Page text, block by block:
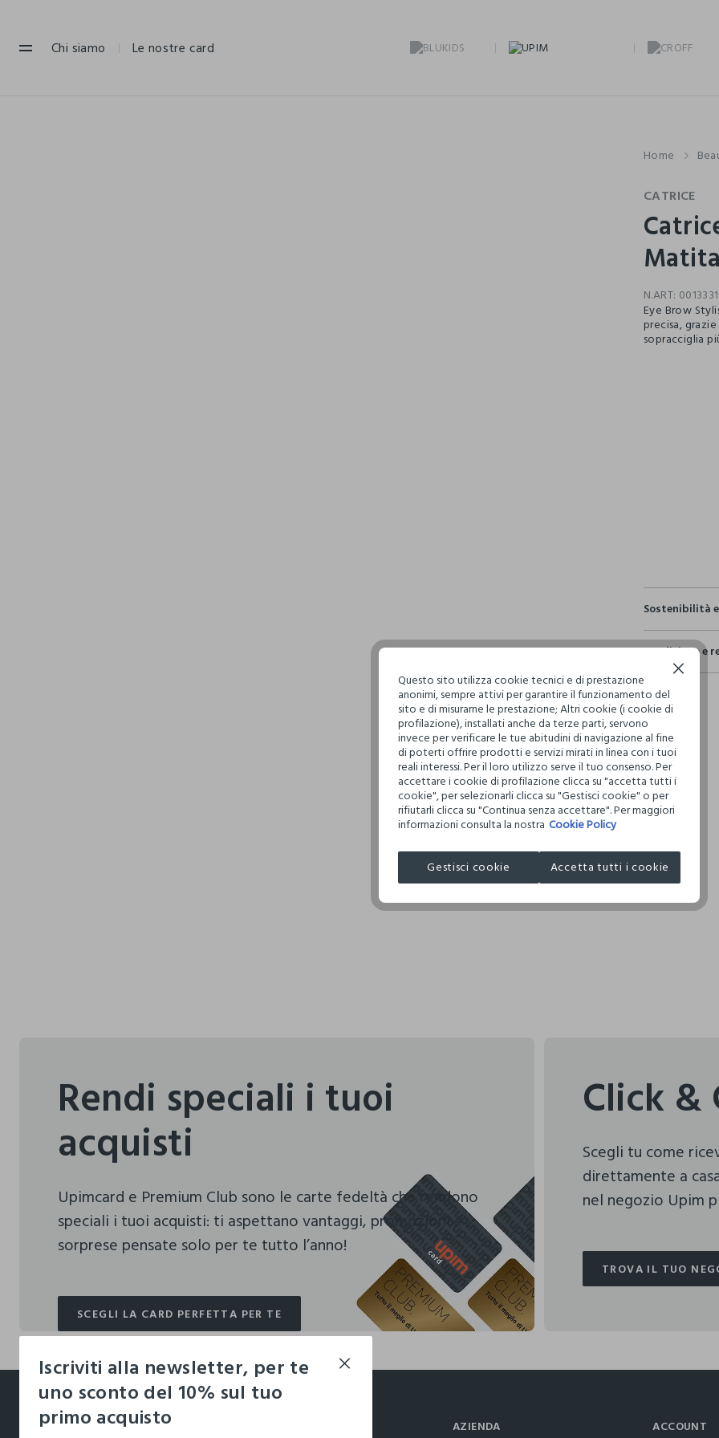
Chi siamo Le nostre card
Home
CATRICE
N.ART:
Eye Brow
precisa,
sopracciglia
Sostenibilità
Sicurezza
Il 100%
fisici, per
definito per
restrittivi
Clicca qui
I nostri
COSNOVA
Spedizione e
Hai fino a
per
Rendi speciali i tuoi
acquisti
Upimcard e Premium Club sono le carte fedeltà che rendono
speciali i tuoi acquisti: ti aspettano vantaggi, promozioni e
sorprese pensate solo per te tutto l’anno!
SCEGLI LA CARD PERFETTA PER TE
SCEGLI LA CARD PERFETTA PER TE
Click &
Scegli tu come
direttamente a
nel negozio Upim
TROVA IL TUO
TROVA IL TUO
Iscriviti alla newsletter, per te
uno sconto del 10% sul tuo
primo acquisto
footer.ariatitle
AZIENDA
ACCOUNT
Questo sito utilizza cookie tecnici e di prestazione
anonimi, sempre attivi per garantire il funzionamento del
sito e di misurarne le prestazione; Altri cookie (i cookie di
profilazione), installati anche da terze parti, servono
invece per verificare le tue abitudini di navigazione al fine
di poterti offrire prodotti e servizi mirati in linea con i tuoi
reali interessi. Per il loro utilizzo serve il tuo consenso. Per
accettare i cookie di profilazione clicca su "accetta tutti i
cookie", per selezionarli clicca su "Gestisci cookie" o per
rifiutarli clicca su "Continua senza accettare". Per maggiori
informazioni consulta la nostra Cookie Policy
Gestisci cookie Accetta tutti i cookie
Continua senza accettare